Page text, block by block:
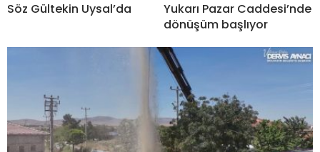
Söz Gültekin Uysal’da
Yukarı Pazar Caddesi’nde
dönüşüm başlıyor